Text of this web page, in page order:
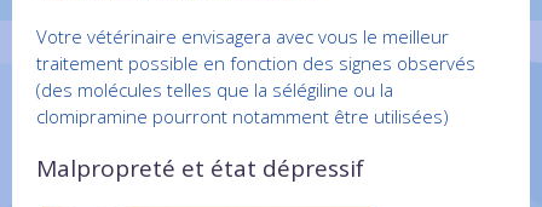
Votre vétérinaire envisagera avec vous le meilleur
traitement possible en fonction des signes observés
(des molécules telles que la sélégiline ou la
clomipramine pourront notamment être utilisées)
Malpropreté et état dépressif